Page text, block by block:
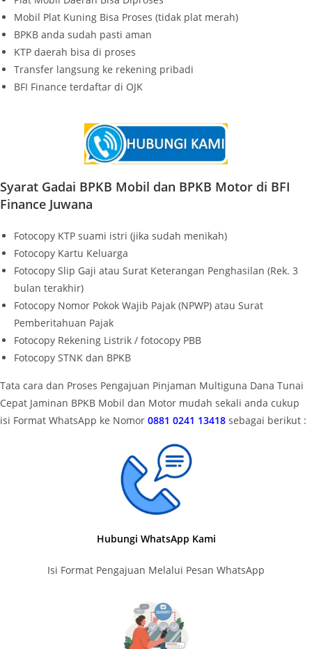
Mobil Plat Kuning Bisa Proses (tidak plat merah)
BPKB anda sudah pasti aman
KTP daerah bisa di proses
Transfer langsung ke rekening pribadi
BFI Finance terdaftar di OJK
Syarat Gadai BPKB Mobil dan BPKB Motor di BFI
Finance Juwana
Fotocopy KTP suami istri (jika sudah menikah)
Fotocopy Kartu Keluarga
Fotocopy Slip Gaji atau Surat Keterangan Penghasilan (Rek. 3
bulan terakhir)
Fotocopy Nomor Pokok Wajib Pajak (NPWP) atau Surat
Pemberitahuan Pajak
Fotocopy Rekening Listrik / fotocopy PBB
Fotocopy STNK dan BPKB
Tata cara dan Proses Pengajuan Pinjaman Multiguna Dana Tunai
Cepat Jaminan BPKB Mobil dan Motor mudah sekali anda cukup
isi Format WhatsApp ke Nomor 0881 0241 13418 sebagai berikut :
Hubungi WhatsApp Kami
Isi Format Pengajuan Melalui Pesan WhatsApp